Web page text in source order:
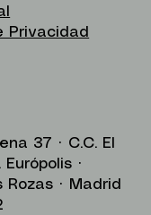
Privacidad
37 · C.C. El
Európolis ·
Rozas · Madrid